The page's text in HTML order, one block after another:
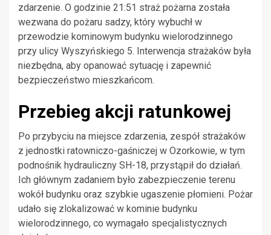
zdarzenie. O godzinie 21:51 straż pożarna została
wezwana do pożaru sadzy, który wybuchł w
przewodzie kominowym budynku wielorodzinnego
przy ulicy Wyszyńskiego 5. Interwencja strażaków była
niezbędna, aby opanować sytuację i zapewnić
bezpieczeństwo mieszkańcom.
Przebieg akcji ratunkowej
Po przybyciu na miejsce zdarzenia, zespół strażaków
z jednostki ratowniczo-gaśniczej w Ozorkowie, w tym
podnośnik hydrauliczny SH-18, przystąpił do działań.
Ich głównym zadaniem było zabezpieczenie terenu
wokół budynku oraz szybkie ugaszenie płomieni. Pożar
udało się zlokalizować w kominie budynku
wielorodzinnego, co wymagało specjalistycznych